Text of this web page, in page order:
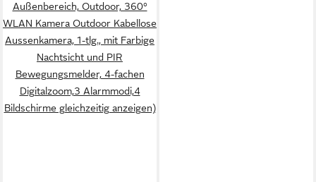
Außenbereich, Outdoor, 360°
WLAN Kamera Outdoor Kabellose
Aussenkamera, 1-tlg., mit Farbige
Nachtsicht und PIR
Bewegungsmelder, 4-fachen
Digitalzoom,3 Alarmmodi,4
Bildschirme gleichzeitig anzeigen)